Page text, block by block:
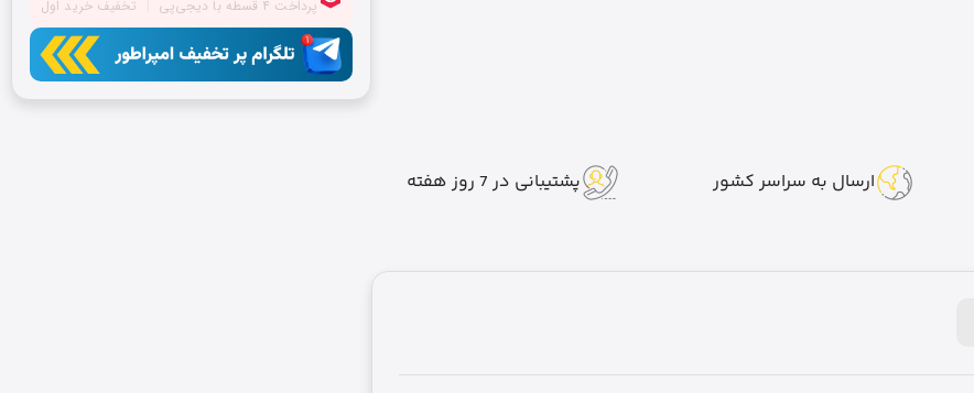
ارسال به سراسر کشور پشتیبانی در 7 روز هفته